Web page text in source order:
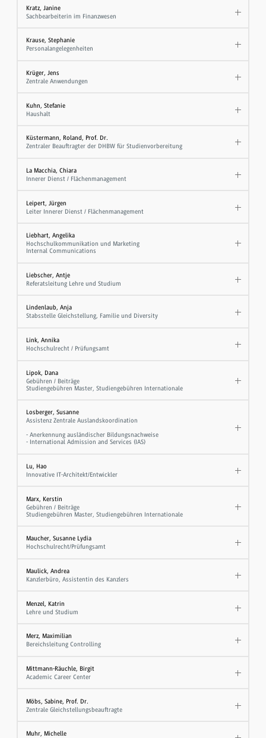
Kratz, Janine
Sachbearbeiterin im Finanzwesen
Krause, Stephanie
Personalangelegenheiten
Krüger, Jens
Zentrale Anwendungen
Kuhn, Stefanie
Haushalt
Küstermann, Roland, Prof. Dr.
Zentraler Beauftragter der DHBW für Studienvorbereitung
La Macchia, Chiara
Innerer Dienst / Flächenmanagement
Leipert, Jürgen
Leiter Innerer Dienst / Flächenmanagement
Liebhart, Angelika
Hochschulkommunikation und Marketing
Internal Communications
Liebscher, Antje
Referatsleitung Lehre und Studium
Lindenlaub, Anja
Stabsstelle Gleichstellung, Familie und Diversity
Link, Annika
Hochschulrecht / Prüfungsamt
Lipok, Dana
Gebühren / Beiträge
Studiengebühren Master, Studiengebühren Internationale
Losberger, Susanne
Assistenz Zentrale Auslandskoordination
- Anerkennung ausländischer Bildungsnachweise
- International Admission and Services (IAS)
Lu, Hao
Innovative IT-Architekt/Entwickler
Marx, Kerstin
Gebühren / Beiträge
Studiengebühren Master, Studiengebühren Internationale
Maucher, Susanne Lydia
Hochschulrecht/Prüfungsamt
Maulick, Andrea
Kanzlerbüro, Assistentin des Kanzlers
Menzel, Katrin
Lehre und Studium
Merz, Maximilian
Bereichsleitung Controlling
Mittmann-Räuchle, Birgit
Academic Career Center
Möbs, Sabine, Prof. Dr.
Zentrale Gleichstellungsbeauftragte
Muhr, Michelle